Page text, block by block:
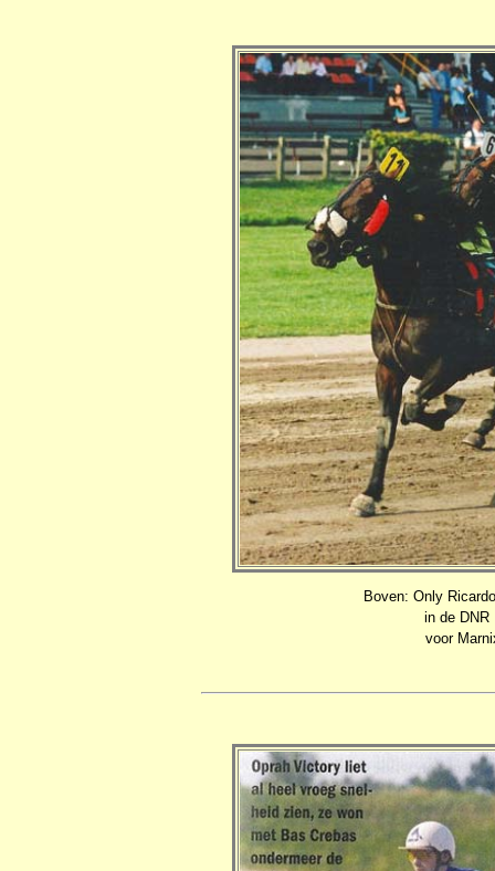
Boven: Only
in de DNR
voor